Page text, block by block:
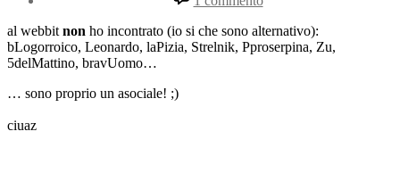
chi
c’era…
al webbit non ho incontrato (io si che sono alternativo):
bLogorroico, Leonardo, laPizia, Strelnik, Pproserpina, Zu,
5delMattino, bravUomo…
… sono proprio un asociale! ;)
ciuaz